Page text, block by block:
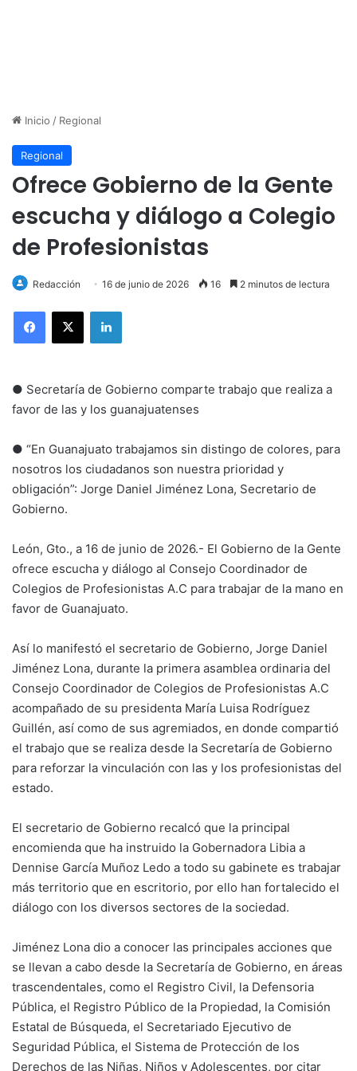
Inicio / Regional
Regional
Ofrece Gobierno de la Gente
escucha y diálogo a Colegio
de Profesionistas
Redacción 16 de junio de 2026 16 2 minutos de lectura
LinkedIn
● Secretaría de Gobierno comparte trabajo que realiza a
favor de las y los guanajuatenses
● “En Guanajuato trabajamos sin distingo de colores, para
nosotros los ciudadanos son nuestra prioridad y
obligación”: Jorge Daniel Jiménez Lona, Secretario de
Gobierno.
León, Gto., a 16 de junio de 2026.- El Gobierno de la Gente
ofrece escucha y diálogo al Consejo Coordinador de
Colegios de Profesionistas A.C para trabajar de la mano en
favor de Guanajuato.
Así lo manifestó el secretario de Gobierno, Jorge Daniel
Jiménez Lona, durante la primera asamblea ordinaria del
Consejo Coordinador de Colegios de Profesionistas A.C
acompañado de su presidenta María Luisa Rodríguez
Guillén, así como de sus agremiados, en donde compartió
el trabajo que se realiza desde la Secretaría de Gobierno
para reforzar la vinculación con las y los profesionistas del
estado.
El secretario de Gobierno recalcó que la principal
encomienda que ha instruido la Gobernadora Libia a
Dennise García Muñoz Ledo a todo su gabinete es trabajar
más territorio que en escritorio, por ello han fortalecido el
diálogo con los diversos sectores de la sociedad.
Jiménez Lona dio a conocer las principales acciones que
se llevan a cabo desde la Secretaría de Gobierno, en áreas
trascendentales, como el Registro Civil, la Defensoria
Pública, el Registro Público de la Propiedad, la Comisión
Estatal de Búsqueda, el Secretariado Ejecutivo de
Seguridad Pública, el Sistema de Protección de los
Derechos de las Niñas, Niños y Adolescentes, por citar